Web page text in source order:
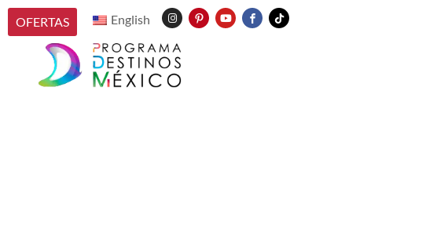
OFERTAS English